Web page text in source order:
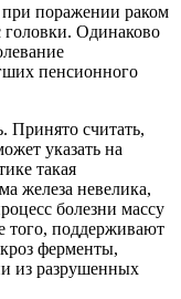
при поражении раком
головки. Одинаково
пенсионного
Принято считать,
указать на
такая
железа невелика,
болезни массу
того, поддерживают
ферменты,
из разрушенных